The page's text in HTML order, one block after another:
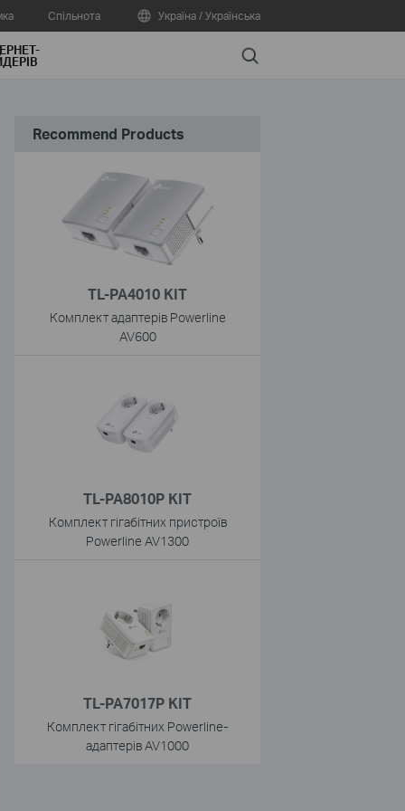
Спільнота Україна / Українська
Search
Recommend Products
TL-PA4010 KIT
Комплект адаптерів Powerline
AV600
TL-PA8010P KIT
Комплект гігабітних пристроїв
Powerline AV1300
TL-PA7017P KIT
Комплект гігабітних Powerline-
адаптерів AV1000